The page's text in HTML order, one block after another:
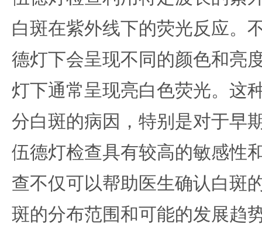
白斑在紫外线下的荧光反应。
德灯下会呈现不同的颜色和亮
灯下通常呈现亮白色荧光。这
分白斑的病因，特别是对于早
伍德灯检查具有较高的敏感性
查不仅可以帮助医生确认白斑
斑的分布范围和可能的发展趋